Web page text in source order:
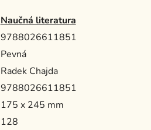
Naučná literatura
9788026611851
Pevná
Radek Chajda
9788026611851
175 x 245 mm
128